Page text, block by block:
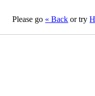
Please go « Back or try